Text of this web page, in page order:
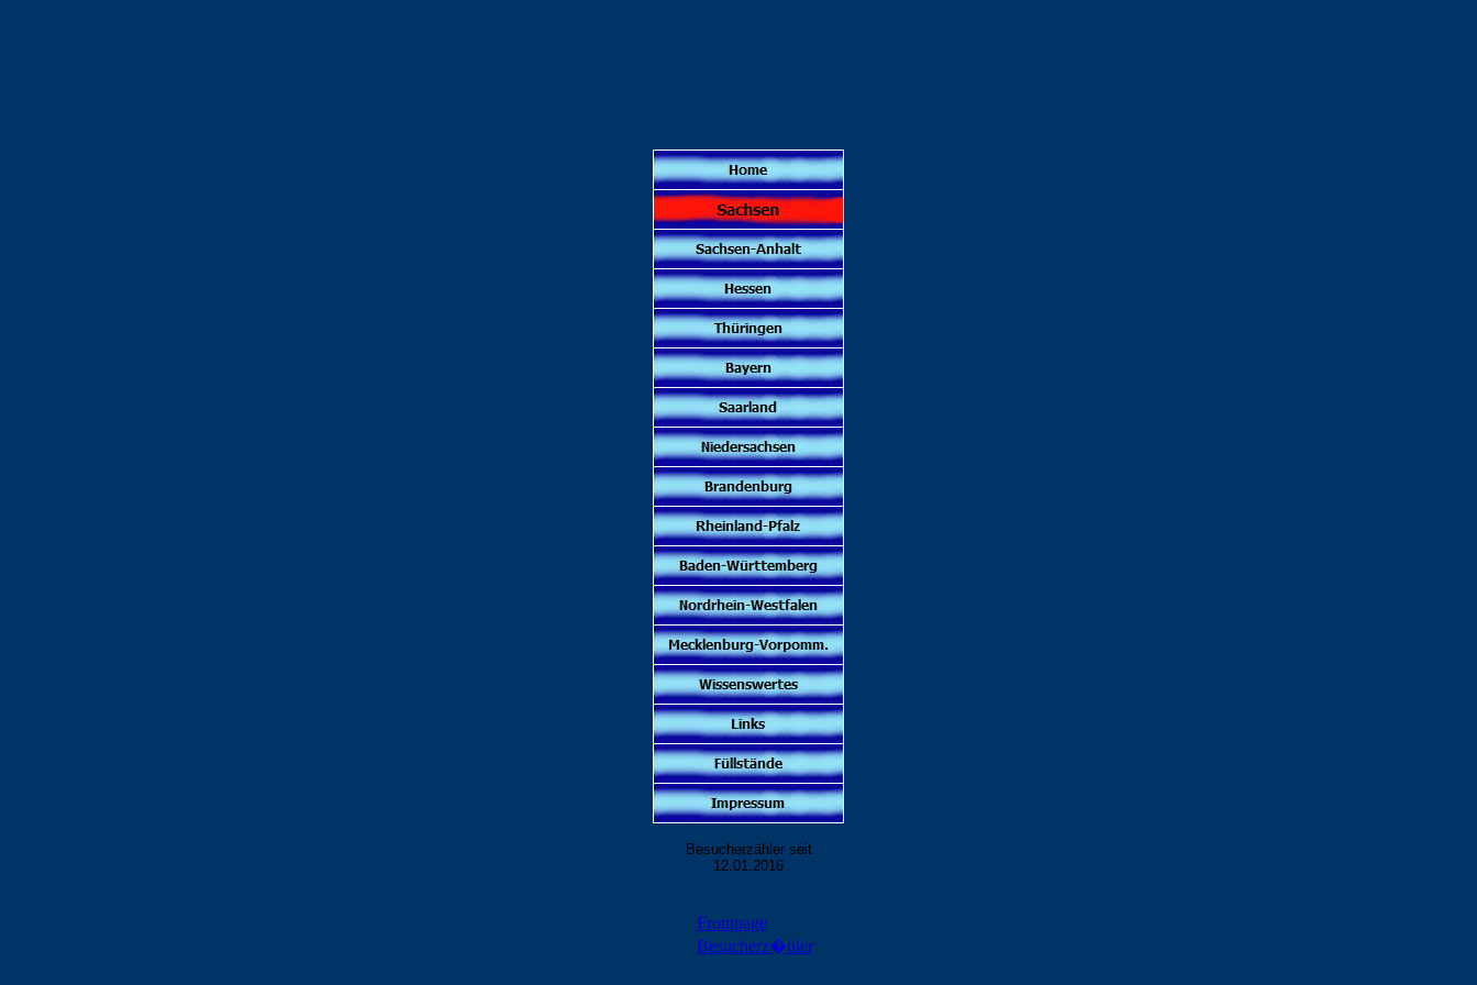
Besucherzähler seit
12.01.2016
Frontpage
Besucherz�hler